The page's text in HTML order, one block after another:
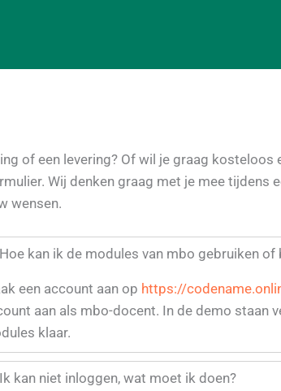
of een levering? Of wil je graag kosteloos
Wij denken graag met je mee tijdens
wensen.
Hoe kan ik de modules van mbo gebruiken of
een account aan op https://
aan als mbo-docent. In de demo staan
klaar.
Ik kan niet inloggen, wat moet ik doen?